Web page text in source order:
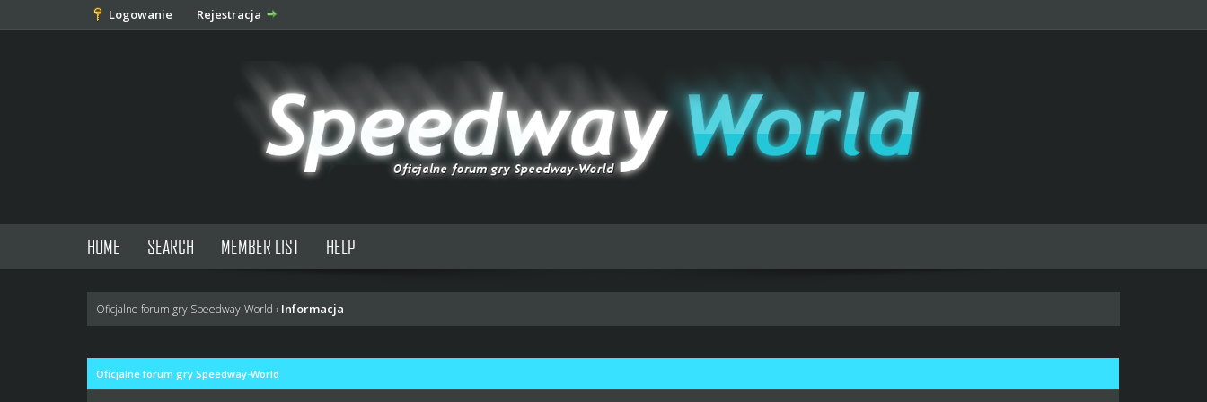
Logowanie Rejestracja
HOME SEARCH MEMBER LIST HELP
Oficjalne forum gry Speedway-World › Informacja
Oficjalne forum gry Speedway-World